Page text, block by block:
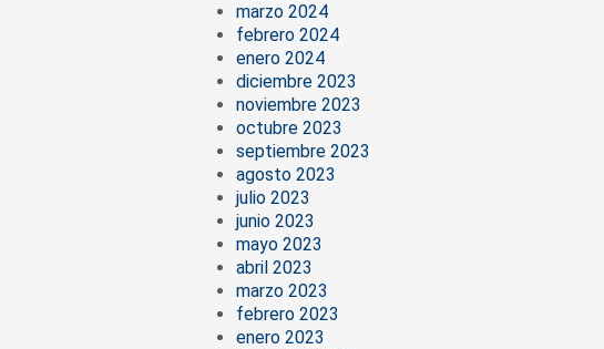
marzo 2024
febrero 2024
enero 2024
diciembre 2023
noviembre 2023
octubre 2023
septiembre 2023
agosto 2023
julio 2023
junio 2023
mayo 2023
abril 2023
marzo 2023
febrero 2023
enero 2023